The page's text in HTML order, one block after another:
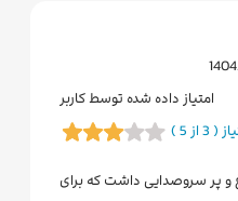
امتیاز داده شده توسط کاربر
3 از 5 )
پر سروصدایی داشت که برای